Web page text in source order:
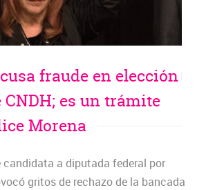
fraude en elección
es un trámite
Morena
candidata a diputada federal por
gritos de rechazo de la bancada